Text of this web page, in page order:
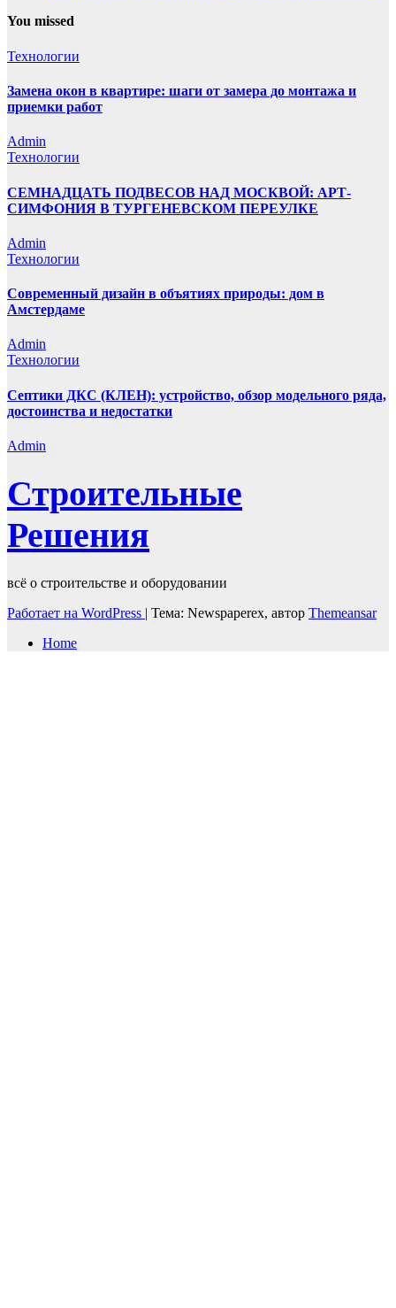
You missed
Технологии
Замена окон в квартире: шаги от замера до монтажа и
приемки работ
Admin
Технологии
СЕМНАДЦАТЬ ПОДВЕСОВ НАД МОСКВОЙ: АРТ-
СИМФОНИЯ В ТУРГЕНЕВСКОМ ПЕРЕУЛКЕ
Admin
Технологии
Современный дизайн в объятиях природы: дом в
Амстердаме
Admin
Технологии
Септики ДКС (КЛЕН): устройство, обзор модельного ряда,
достоинства и недостатки
Admin
Строительные
Решения
всё о строительстве и оборудовании
Работает на WordPress | Тема: Newspaperex, автор Themeansar
Home